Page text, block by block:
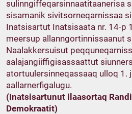
sulinngiffeqarsinnaatitaanerisa
sisamanik sivitsorneqarnissaa
Inatsisartut Inatsisaata nr. 14-p
meersup allanngortinnissaanut
Naalakkersuisut
aalajangiiffigisassaattut
atortuulersinneqassaaq ulloq 1.
aallarnerfigalugu.
(Inatsisartunut ilaasortaq
Demokraatit)